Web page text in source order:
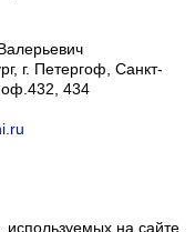
г. Петергоф, Санкт-
оф.432, 434
используемых на сайте.